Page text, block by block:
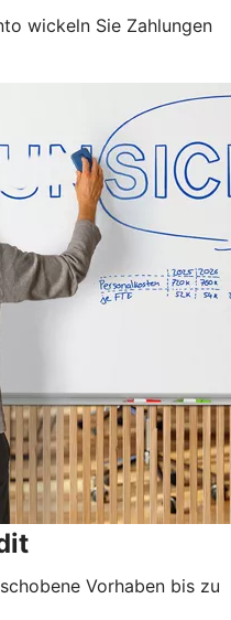
wickeln Sie Zahlungen
Vorhaben bis zu